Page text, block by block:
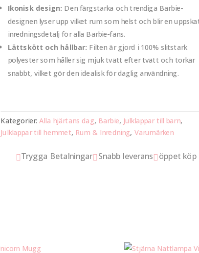
Ikonisk design: Den färgstarka och trendiga Barbie-
designen lyser upp vilket rum som helst och blir en
inredningsdetalj för alla Barbie-fans.
Lättskött och hållbar: Filten är gjord i 100% slitstark
polyester som håller sig mjuk tvätt efter tvätt och torkar
snabbt, vilket gör den idealisk för daglig användning.
Kategorier:Alla hjärtans dag, Barbie, Julklappar till barn,
Julklappar till hemmet, Rum & Inredning, Varumärken
Trygga BetalningarSnabb leveransöppet köp